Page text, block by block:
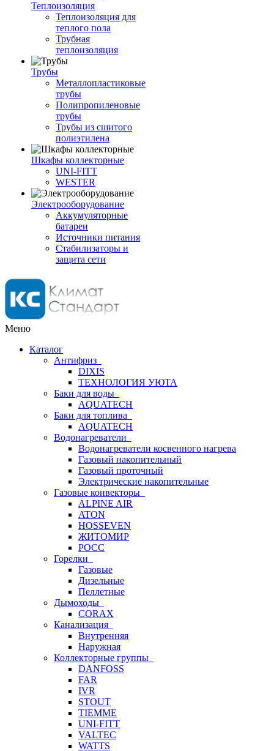
Теплоизоляция
Теплоизоляция для
теплого пола
Трубная
теплоизоляция
Трубы
Металлопластиковые
трубы
Полипропиленовые
трубы
Трубы из сшитого
полиэтилена
Шкафы коллекторные
UNI-FITT
WESTER
Электрооборудование
Аккумуляторные
батареи
Источники питания
Стабилизаторы и
защита сети
Меню
Каталог
Антифриз
DIXIS
ТЕХНОЛОГИЯ УЮТА
Баки для воды
AQUATECH
Баки для топлива
AQUATECH
Водонагреватели
Водонагреватели косвенного нагрева
Газовый накопительный
Газовый проточный
Электрические накопительные
Газовые конвекторы
ALPINE AIR
ATON
HOSSEVEN
ЖИТОМИР
РОСС
Горелки
Газовые
Дизельные
Пеллетные
Дымоходы
CORAX
Канализация
Внутренняя
Наружная
Коллекторные группы
DANFOSS
FAR
IVR
STOUT
TIEMME
UNI-FITT
VALTEC
WATTS